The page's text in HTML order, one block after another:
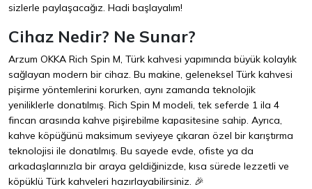
sizlerle paylaşacağız. Hadi başlayalım!
Cihaz Nedir? Ne Sunar?
Arzum OKKA Rich Spin M, Türk kahvesi yapımında büyük kolaylık
sağlayan modern bir cihaz. Bu makine, geleneksel Türk kahvesi
pişirme yöntemlerini korurken, aynı zamanda teknolojik
yeniliklerle donatılmış. Rich Spin M modeli, tek seferde 1 ila 4
fincan arasında kahve pişirebilme kapasitesine sahip. Ayrıca,
kahve köpüğünü maksimum seviyeye çıkaran özel bir karıştırma
teknolojisi ile donatılmış. Bu sayede evde, ofiste ya da
arkadaşlarınızla bir araya geldiğinizde, kısa sürede lezzetli ve
köpüklü Türk kahveleri hazırlayabilirsiniz. 🎉